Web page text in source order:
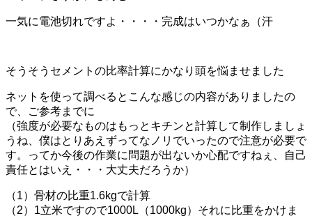
一気に電池切れですよ・・・・完成はいつかなぁ（汗
そうそうセメントの比率計算にかなり頭を悩ませました
ネットを使って調べるとこんな感じの内容がありましたの
で、ご参考までに
（強度が必要なものはもっとキチンと計算して制作しましょ
うね、僕はとりあえずってなノリでいったので注意が必要で
す。ってか今後の作業に問題が出ないか心配ですねぇ、自己
責任とはいえ・・・大丈夫だろうか）
（1）骨材の比重1.6kgで計算
（2）1立米ですので1000L（1000kg）それに比重をかけま